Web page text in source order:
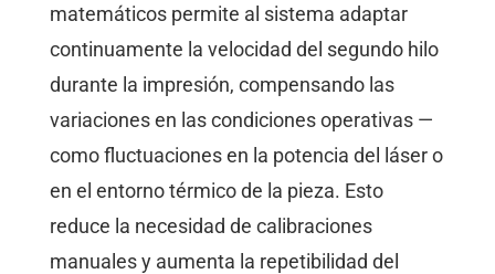
matemáticos permite al sistema adaptar
continuamente la velocidad del segundo hilo
durante la impresión, compensando las
variaciones en las condiciones operativas —
como fluctuaciones en la potencia del láser o
en el entorno térmico de la pieza. Esto
reduce la necesidad de calibraciones
manuales y aumenta la repetibilidad del